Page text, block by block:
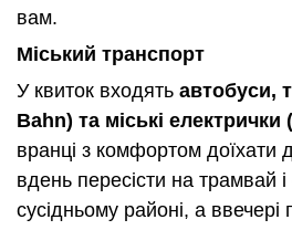
вам.
Міський транспорт
У квиток входять автобуси,
Bahn) та міські електрички
вранці з комфортом доїхати
вдень пересісти на трамвай
сусідньому районі, а